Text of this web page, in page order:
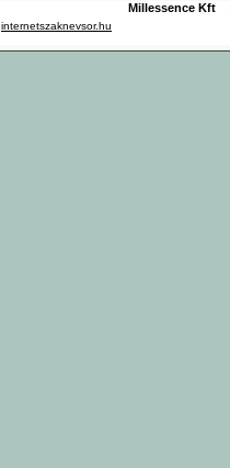
Millessence Kft
internetszaknevsor.hu